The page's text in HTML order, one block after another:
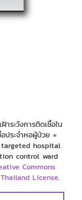
ระวังการติดเชื้อใน
ประจำหอผู้ป่วย =
hospital
control ward
Commons
License.